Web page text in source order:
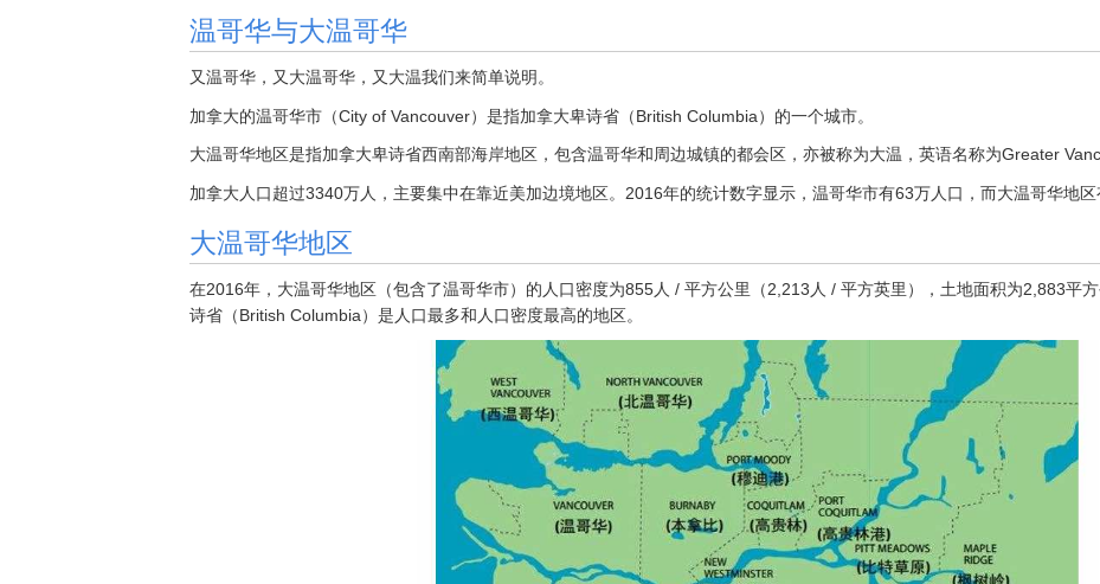
温哥华与大温哥华
又温哥华，又大温哥华，又大温我们来简单说明。
加拿大的温哥华市（City of Vancouver）是指加拿大卑诗省（British Columbia）的一个城市。
大温哥华地区是指加拿大卑诗省西南部海岸地区，包含温哥华和周边城镇的都会区，亦被称为大温，英语名称为Greater
加拿大人口超过3340万人，主要集中在靠近美加边境地区。2016年的统计数字显示，温哥华市有63万人口，而大温哥华地区
大温哥华地区
在2016年，大温哥华地区（包含了温哥华市）的人口密度为855人 / 平方公里（2,213人 / 平方英里），土地面积为2,883平
诗省（British Columbia）是人口最多和人口密度最高的地区。